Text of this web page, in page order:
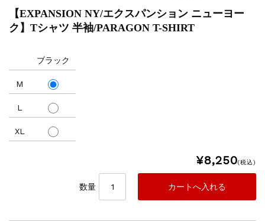
【EXPANSION NY/エクスパンション ニューヨー
ク】Tシャツ 半袖/PARAGON T-SHIRT
M
L
XL
ブラック
¥8,250(税込)
数量